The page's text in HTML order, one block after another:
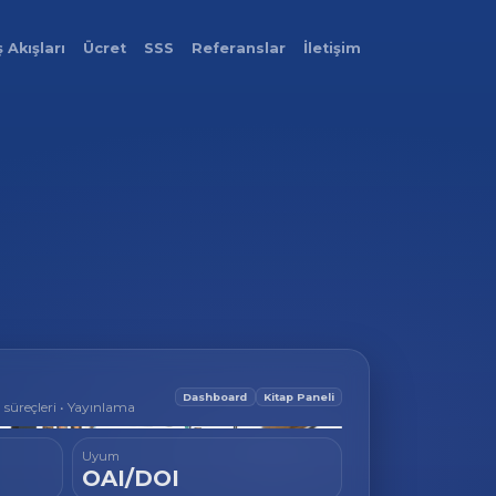
Akışları Ücret SSS Referanslar İletişim
• Yayınlama
Dashboard Kitap Paneli
Uyum
OAI/DOI